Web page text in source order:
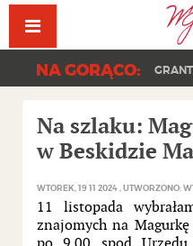
NA GORĄCO:
Na szlaku:
w Beskidzie
WTOREK, 19 11 2024 UTWORZONO:
11 listopada
znajomych na